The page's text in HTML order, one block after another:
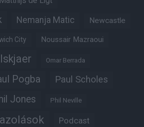
Nemanja Matic Newcastle
City Noussair Mazraoui
Omar Berrada
Pogba Paul Scholes
Jones Phil Neville
Podcast